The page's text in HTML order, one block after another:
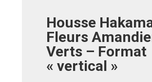
Housse
Fleurs
Verts – Format
« vertical »